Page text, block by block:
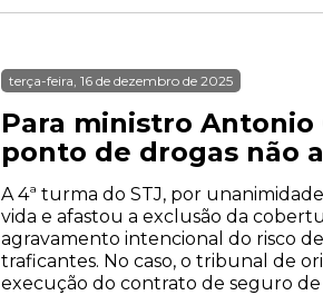
terça-feira, 16 de dezembro de 2025
Para ministro
ponto de drogas não
A 4ª turma do STJ, por
vida e afastou a exclusão da
agravamento intencional do risco
traficantes. No caso, o tribunal de
execução do contrato de seguro